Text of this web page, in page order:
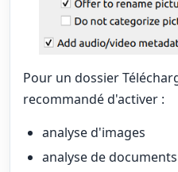
Pour un dossier
recommandé d'activer :
analyse d'images
analyse de documents